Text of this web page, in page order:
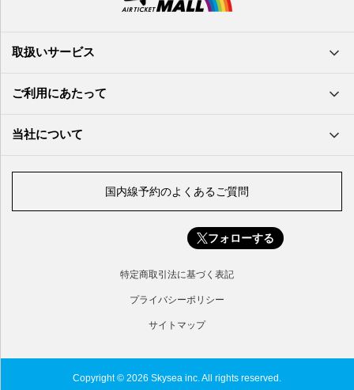
北九州空港
奄美大島空港
徳之島空港
喜界島空港
南大東空港
多良間空港
取扱いサービス
ご利用にあたって
当社について
国内線予約のよくあるご質問
フォローする
特定商取引法に基づく表記
プライバシーポリシー
サイトマップ
Copyright © 2026 Skysea inc. All rights reserved.